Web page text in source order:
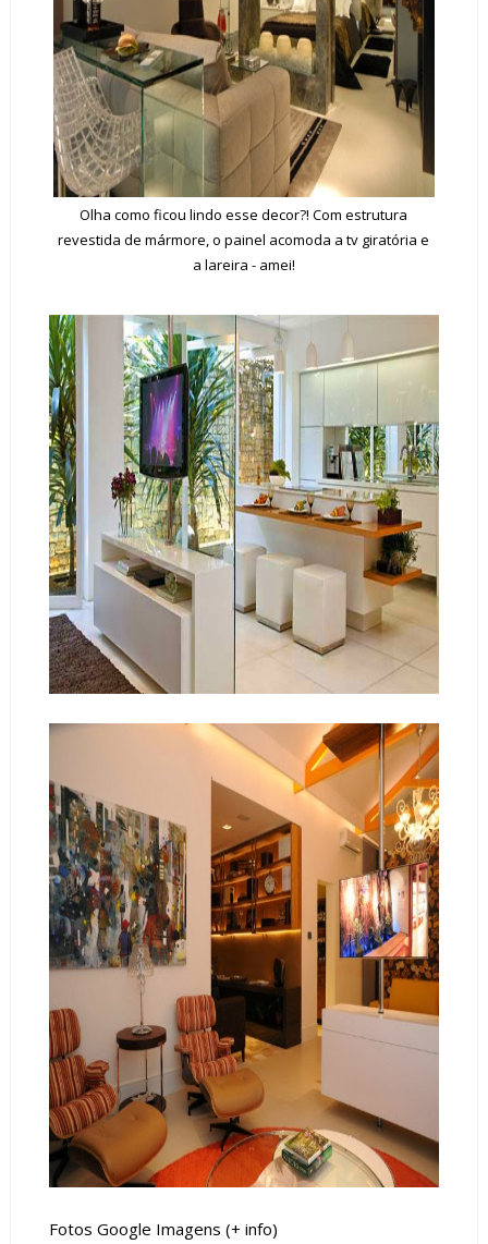
Olha como ficou lindo esse decor?! Com estrutura
revestida de mármore, o painel acomoda a tv giratória e
a lareira - amei!
Fotos Google Imagens (+ info)